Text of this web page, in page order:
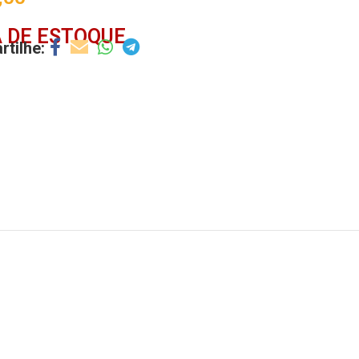
DE ESTOQUE